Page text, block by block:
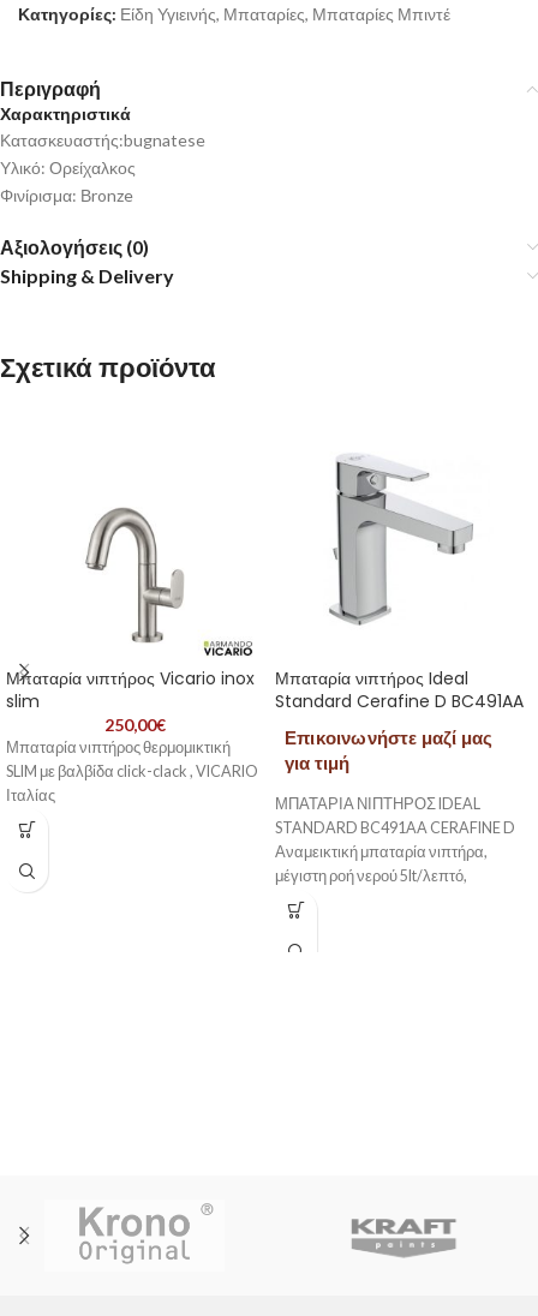
Κατηγορίες: Είδη Υγιεινής, Μπαταρίες, Μπαταρίες Μπιντέ
Περιγραφή
Χαρακτηριστικά
Κατασκευαστής:bugnatese
Υλικό: Ορείχαλκος
Φινίρισμα: Βronze
Αξιολογήσεις (0)
Shipping & Delivery
Σχετικά προϊόντα
Μπαταρία νιπτήρος Vicario inox
slim
250,00€
Μπαταρία νιπτήρος θερμομικτική
SLIM με βαλβίδα click-clack , VICARIO
Ιταλίας
Μπαταρία νιπτήρος Ideal
Standard Cerafine D BC491AA
Επικοινωνήστε μαζί μας
για τιμή
ΜΠΑΤΑΡΙΑ ΝΙΠΤΗΡΟΣ IDEAL
STANDARD BC491AA CERAFINE D
Αναμεικτική μπαταρία νιπτήρα,
μέγιστη ροή νερού 5lt/λεπτό,
μηχανισμό ελέγχου-καθορισμού της
μέγιστης θερμοκρασίας, εύκαμπτους
σωλήνες G3/8“, σύστημα